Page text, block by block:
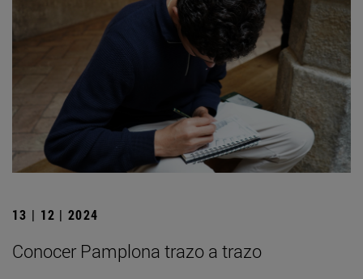
13 | 12 | 2024
Conocer Pamplona trazo a trazo